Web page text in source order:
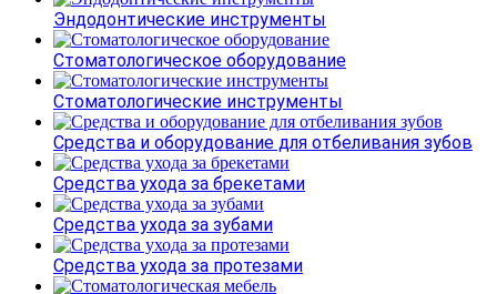
Эндодонтические инструменты
Стоматологическое оборудование
Стоматологические инструменты
Средства и оборудование для отбеливания зубов
Средства ухода за брекетами
Средства ухода за зубами
Средства ухода за протезами